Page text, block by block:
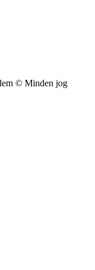
© Minden jog